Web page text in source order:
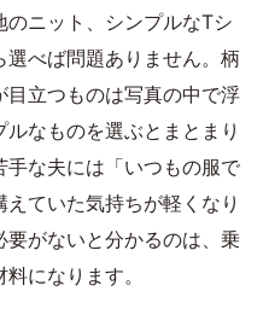
ニット、シンプルなTシ
べば問題ありません。柄
立つものは写真の中で浮
なものを選ぶとまとまり
手な夫には「いつもの服で
ていた気持ちが軽くなり
要がないと分かるのは、乗
になります。